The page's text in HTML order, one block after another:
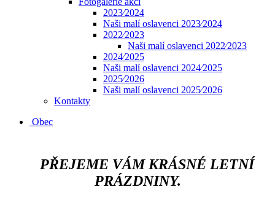
2023⁄2024
Naši malí oslavenci 2023⁄2024
2022⁄2023
Naši malí oslavenci 2022⁄2023
2024⁄2025
Naši malí oslavenci 2024⁄2025
2025⁄2026
Naši malí oslavenci 2025⁄2026
Kontakty
Obec
PŘEJEME VÁM KRÁSNÉ LETNÍ
PRÁZDNINY.